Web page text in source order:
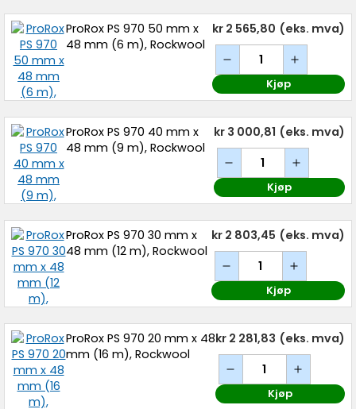
ProRox PS 970 50 mm x
48 mm (6 m), Rockwool
kr 2 565,80 (eks. mva)
Kjøp
ProRox PS 970 40 mm x
48 mm (9 m), Rockwool
kr 3 000,81 (eks. mva)
Kjøp
ProRox PS 970 30 mm x
48 mm (12 m), Rockwool
kr 2 803,45 (eks. mva)
Kjøp
ProRox PS 970 20 mm x 48
mm (16 m), Rockwool
kr 2 281,83 (eks. mva)
Kjøp